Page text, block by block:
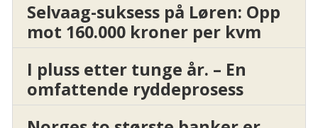
Selvaag-suksess på Løren: Opp
mot 160.000 kroner per kvm
I pluss etter tunge år. – En
omfattende ryddeprosess